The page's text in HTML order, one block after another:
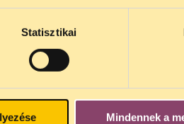
Statisztikai
Mindennek a
Volás
;
sapolás